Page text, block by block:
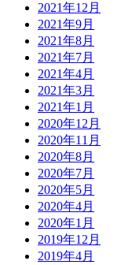
2021年12月
2021年9月
2021年8月
2021年7月
2021年4月
2021年3月
2021年1月
2020年12月
2020年11月
2020年8月
2020年7月
2020年5月
2020年4月
2020年1月
2019年12月
2019年4月